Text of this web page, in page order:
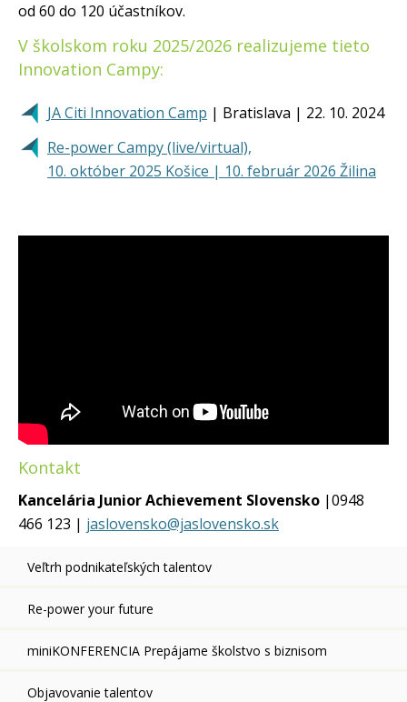
od 60 do 120 účastníkov.
V školskom roku 2025/2026 realizujeme tieto
Innovation Campy:
JA Citi Innovation Camp | Bratislava | 22. 10. 2024
Re-power Campy (live/virtual),
10. október 2025 Košice | 10. február 2026 Žilina
Kontakt
Kancelária Junior Achievement Slovensko |0948
466 123 | jaslovensko@jaslovensko.sk
Veľtrh podnikateľských talentov
Re-power your future
miniKONFERENCIA Prepájame školstvo s biznisom
Objavovanie talentov